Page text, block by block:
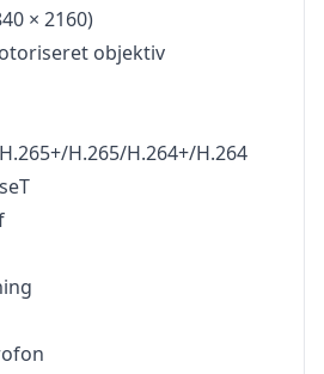
× 2160)
objektiv
H.265/H.264+/H.264